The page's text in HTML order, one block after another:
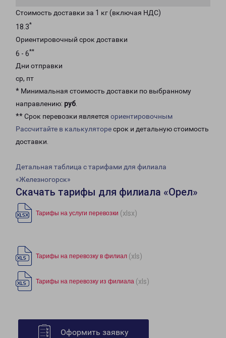
Стоимость доставки за 1 кг (включая НДС)
18.3*
Ориентировочный срок доставки
6 - 6**
Дни отправки
ср, пт
* Минимальная стоимость доставки по выбранному
направлению: руб.
** Срок перевозки является ориентировочным
Рассчитайте в калькуляторесрок и детальную стоимость
доставки.
Детальная таблица с тарифами для филиала
«Железногорск»
Скачать тарифы для филиала «Орел»
Тарифы на услуги перевозки (xlsx)
Тарифы на перевозку в филиал (xls)
Тарифы на перевозку из филиала (xls)
Оформить заявку